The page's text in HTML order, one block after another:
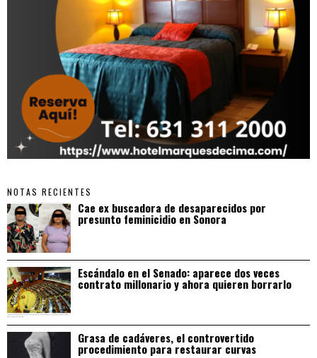
NOTAS RECIENTES
Cae ex buscadora de desaparecidos por
presunto feminicidio en Sonora
Escándalo en el Senado: aparece dos veces
contrato millonario y ahora quieren borrarlo
Grasa de cadáveres, el controvertido
procedimiento para restaurar curvas